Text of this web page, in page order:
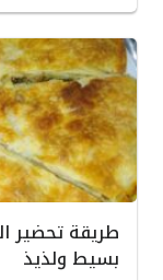
طريقة تحضير
بسيط ولذيذ